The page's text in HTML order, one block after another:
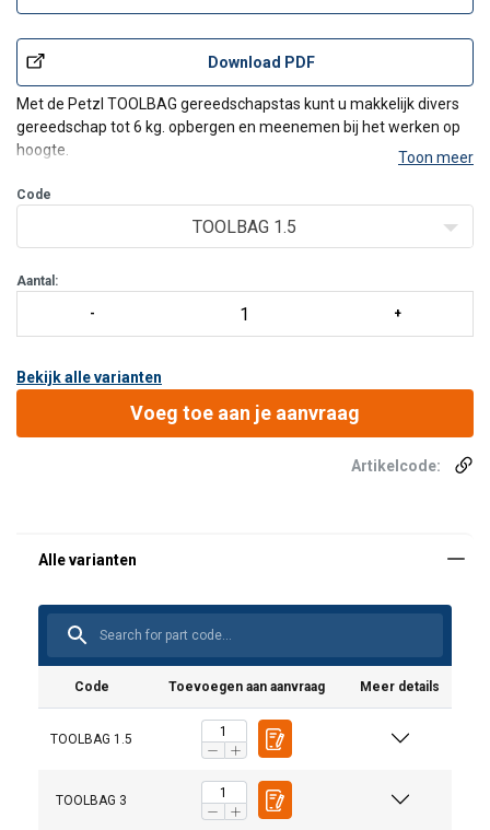
Download PDF
Met de Petzl TOOLBAG gereedschapstas kunt u makkelijk divers
gereedschap tot 6 kg. opbergen en meenemen bij het werken op
hoogte.
Het openings- en sluitsysteem is eenvoudig met één hand te
bedienen. Het kan met behulp van het INTERFAST-accessoire aan
Toon meer
Code
TOOLBAG 1.5
Aantal:
Bekijk alle varianten
Voeg toe aan je aanvraag
Artikelcode:
Code Toevoegen aan aanvraag Meer details
TOOLBAG 1.5
TOOLBAG 3